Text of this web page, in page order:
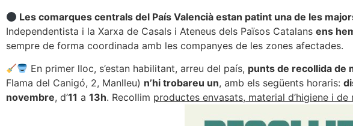
Les comarques centrals del País Valencià estan patint una de les
Independentista i la Xarxa de Casals i Ateneus dels Països Catalans ens
sempre de forma coordinada amb les companyes de les zones afectades.
En primer lloc, s’estan habilitant, arreu del país, punts de recollida de
Flama del Canigó, 2, Manlleu) n’hi trobareu un, amb els següents horaris:
novembre, d’11 a 13h. Recollim productes envasats, material d’higiene i